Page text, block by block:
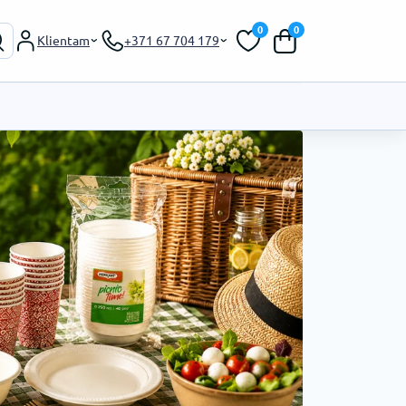
Klientam +371 67 704 179
0 0